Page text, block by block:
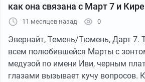
как она связана с Март 7 и
11 месяцев назад 0
Эвернайт, Темень/Тюмень, Дарт 7.
всем полюбившейся Марты с
медузой по имени Иви, черным
глазами вызывает кучу вопросов.